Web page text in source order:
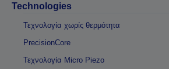
Technologies
Τεχνολογία χωρίς θερμότητα
PrecisionCore
Τεχνολογία Micro Piezo